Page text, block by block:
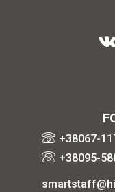
+38067-
+38095-